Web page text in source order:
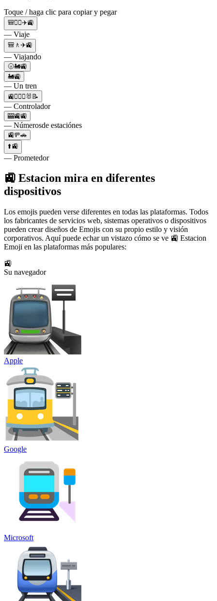
Toque / haga clic para copiar y pegar
🎒🚶‍♂️✈️🚉
— Viaje
🎒🚶✈️🚉
— Viajando
🌝🚂🚉
🚂🚉
— Un tren
🚉👨🏻‍✈️🐰📝
— Controlador
🎰🚉🚉
— Númerosde estaciónes
🚉🚥🚗
⬆️🚉
— Prometedor
🚉 Estacion mira en diferentes
dispositivos
Los emojis pueden verse diferentes en todas las plataformas. Todos
los fabricantes de servicios web, sistemas operativos o dispositivos
pueden crear diseños de Emojis con su propio estilo y visión
corporativos. Aquí puede echar un vistazo cómo se ve 🚉 Estacion
Emoji en las plataformas más populares:
🚉
Su navegador
Apple
Google
Microsoft